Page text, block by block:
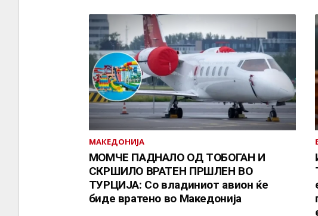
МАКЕДОНИЈА
МОМЧЕ ПАДНАЛО ОД ТОБОГАН И
СКРШИЛО ВРАТЕН ПРШЛЕН ВО
ТУРЦИЈА: Со владиниот авион ќе
биде вратено во Македонија